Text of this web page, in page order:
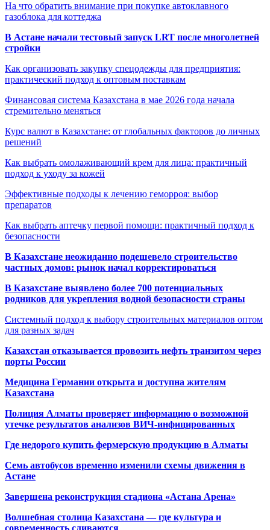
На что обратить внимание при покупке автоклавного
газоблока для коттеджа
В Астане начали тестовый запуск LRT после многолетней
стройки
Как организовать закупку спецодежды для предприятия:
практический подход к оптовым поставкам
Финансовая система Казахстана в мае 2026 года начала
стремительно меняться
Курс валют в Казахстане: от глобальных факторов до личных
решений
Как выбрать омолаживающий крем для лица: практичный
подход к уходу за кожей
Эффективные подходы к лечению геморроя: выбор
препаратов
Как выбрать аптечку первой помощи: практичный подход к
безопасности
В Казахстане неожиданно подешевело строительство
частных домов: рынок начал корректироваться
В Казахстане выявлено более 700 потенциальных
родников для укрепления водной безопасности страны
Системный подход к выбору строительных материалов оптом
для разных задач
Казахстан отказывается провозить нефть транзитом через
порты России
Медицина Германии открыта и доступна жителям
Казахстана
Полиция Алматы проверяет информацию о возможной
утечке результатов анализов ВИЧ-инфицированных
Где недорого купить фермерскую продукцию в Алматы
Семь автобусов временно изменили схемы движения в
Астане
Завершена реконструкция стадиона «Астана Арена»
Волшебная столица Казахстана — где культура и